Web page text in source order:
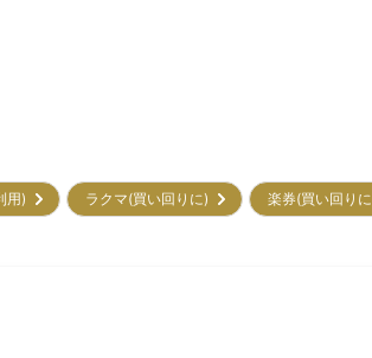
用) ラクマ(買い回りに) 楽券(買い回り